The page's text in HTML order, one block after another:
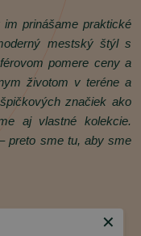
prinášame praktické
mestský štýl s
pomere ceny a
životom v teréne a
značiek ako
aj vlastné kolekcie.
preto sme tu, aby sme
✕